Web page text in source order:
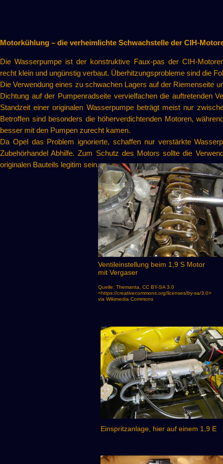
Motorkühlung – die verheimlichte Schwachstelle der CIH-
Die Wasserpumpe ist der konstruktive Faux-pas der CIH-
recht klein und ungünstig verbaut. Überhitzungsprobleme sind die
Die Verwendung eines zu schwachen Lagers auf der Riemenseite
Dichtung auf der Pumpenradseite vervielfachen die auftretenden
Standzeit einer originalen Wasserpumpe beträgt meist nur
Betroffen sind besonders die höherverdichtenden Motoren,
besser mit den Pumpen zurecht kamen.
Da Opel das Problem ignorierte, schaffen nur verstärkte
Zubehörhandel Abhilfe. Zum Schutz des Motors sollte die
originalen Bauteils legitim sein.
Ventileinstellung beim 1,9 S Motor
mit Vergaser
Quelle: Themanta, CC BY-SA 3.0
<https://creativecommons.org/licenses/by-sa/3.0>
via Wikimedia Commons
Einspritzanlage, hier auf einem 1,9 E